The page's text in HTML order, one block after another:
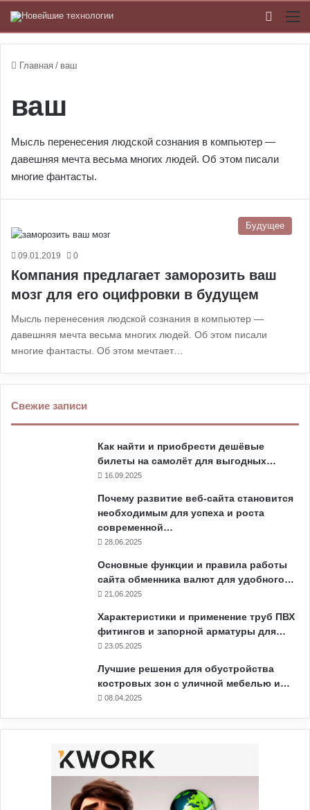
Главная / ваш
ваш
Мысль перенесения людской сознания в компьютер —
давешняя мечта весьма многих людей. Об этом писали
многие фантасты.
Будущее
09.01.2019 0
Компания предлагает заморозить ваш
мозг для его оцифровки в будущем
Мысль перенесения людской сознания в компьютер —
давешняя мечта весьма многих людей. Об этом писали
многие фантасты. Об этом мечтает…
Свежие записи
Как найти и приобрести дешёвые
билеты на самолёт для выгодных…
16.09.2025
Почему развитие веб-сайта становится
необходимым для успеха и роста
современной…
28.06.2025
Основные функции и правила работы
сайта обменника валют для удобного…
21.06.2025
Характеристики и применение труб ПВХ
фитингов и запорной арматуры для…
23.05.2025
Лучшие решения для обустройства
костровых зон с уличной мебелью и…
08.04.2025